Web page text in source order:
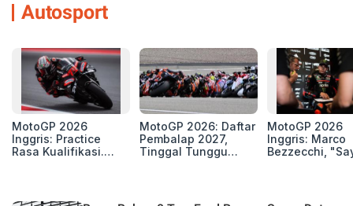
Autosport
MotoGP 2026
Inggris: Practice
Rasa Kualifikasi.
Silverstone!
MotoGP 2026: Daftar
Pembalap 2027,
Tinggal Tunggu
MotoGP 2026
Inggris: Marco
Bezzecchi,